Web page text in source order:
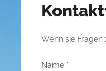
Wenn sie
Name *